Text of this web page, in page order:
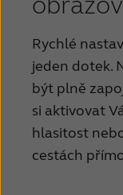
Rychlé
jeden dotek.
být plně
si aktivovat
hlasitost
cestách